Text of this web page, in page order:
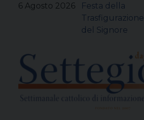
6 Agosto 2026
Festa della
Trasfigurazione
del Signore